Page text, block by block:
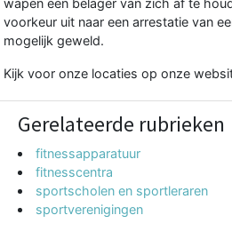
voorkeur uit naar een arrestatie van
mogelijk geweld.
Kijk voor onze locaties op onze
Gerelateerde rubrieken
fitnessapparatuur
fitnesscentra
sportscholen en sportleraren
sportverenigingen